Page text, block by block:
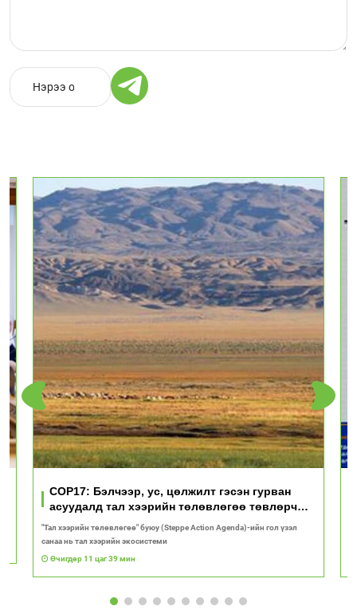
COP17: Бэлчээр, ус, цөлжилт гэсэн гурван
асуудалд тал хээрийн төлөвлөгөө төвлөрч
байна
"Тал хээрийн төлөвлөгөө" буюу (Steppe Action Agenda)-ийн гол үзэл
санаа нь тал хээрийн экосистеми
Өчигдөр 11 цаг 39 мин